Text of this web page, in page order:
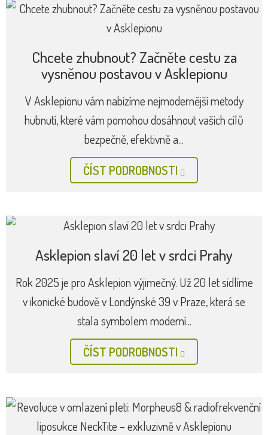
Chcete zhubnout? Začněte cestu za
vysněnou postavou v Asklepionu
V Asklepionu vám nabízíme nejmodernější metody
hubnutí, které vám pomohou dosáhnout vašich cílů
bezpečně, efektivně a...
ČÍST PODROBNOSTI
Asklepion slaví 20 let v srdci Prahy
Rok 2025 je pro Asklepion výjimečný. Už 20 let sídlíme
v ikonické budově v Londýnské 39 v Praze, která se
stala symbolem moderní...
ČÍST PODROBNOSTI